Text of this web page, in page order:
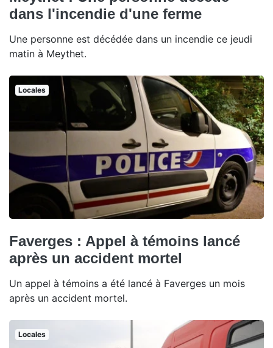
dans l'incendie d'une ferme
Une personne est décédée dans un incendie ce jeudi
matin à Meythet.
Locales
Faverges : Appel à témoins lancé
après un accident mortel
Un appel à témoins a été lancé à Faverges un mois
après un accident mortel.
Locales